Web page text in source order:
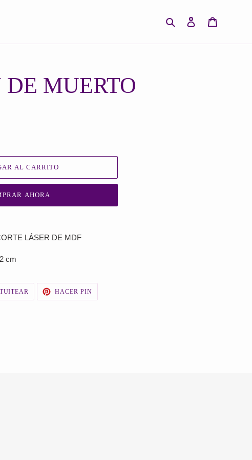
Buscar Ingresar
MUERTO
AL CARRITO
AHORA
LÁSER DE MDF
cm
TUITEAR TUITEAR
TWITTER
HACER PINPINEAR
PINTEREST